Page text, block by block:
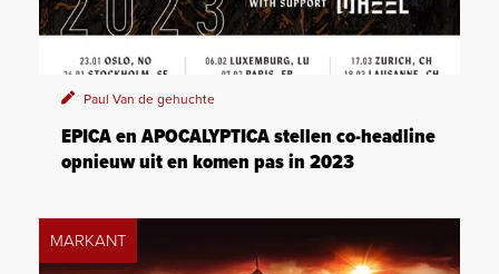
Paul Van de gehuchte
EPICA en APOCALYPTICA stellen co-headline
opnieuw uit en komen pas in 2023
MARKANT